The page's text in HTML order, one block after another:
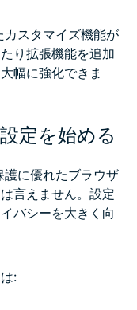
スタマイズ機能が
り拡張機能を追加
幅に強化できま
定を始める
に優れたブラウザ
言えません。設定
バシーを大きく向
: